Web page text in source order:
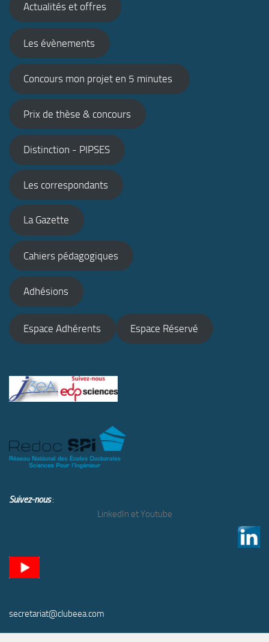
Actualités et offres
Les évènements
Concours mon projet en 5 minutes
Prix de thèse & concours
Distinction - PIPSES
Les correspondants
La Gazette
Cahiers pédagogiques
Adhésions
Espace Adhérents Espace Réservé
Suivez-nous:
LinkedIn et Youtube
secretariat@clubeea.com